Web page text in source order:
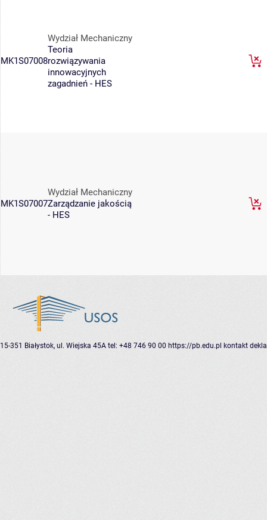
MK1S07008
Wydział Mechaniczny
Teoria
rozwiązywania
innowacyjnych
zagadnień - HES
MK1S07007
Wydział Mechaniczny
Zarządzanie jakością
- HES
15-351 Białystok, ul. Wiejska 45A tel: +48 746 90 00 https://pb.edu.pl kontakt